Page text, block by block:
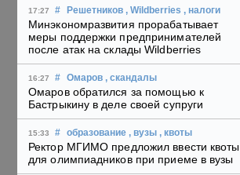
17:27 # Решетников , Wildberries , налоги
Минэкономразвития прорабатывает
меры поддержки предпринимателей
после атак на склады Wildberries
16:27 # Омаров , скандалы
Омаров обратился за помощью к
Бастрыкину в деле своей супруги
15:33 # образование , вузы , квоты
Ректор МГИМО предложил ввести квоты
для олимпиадников при приеме в вузы